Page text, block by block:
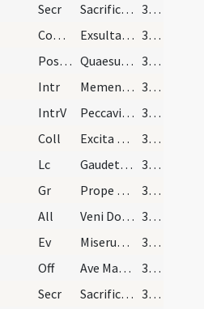
Secr Sacrificiis praesentibus quaesumus Domine placatus intende
36 (8v)
Comm Exsultavit ut gigas ad currendam viam
36 (8v)
Postcomm Quaesumus Domine Deus noster ut sacrosancta mysteria
36 (8v)
Intr Memento nostri Domine
36 (8v)
IntrV Peccavimus cum patribus nostris
37 (9r)
Coll Excita Domine potentiam tuam et veni et magna nobis virtute succurre
37 (9r)
Lc Gaudete in Domino semper
37 (9r)
Gr Prope est Dominus omnibus invocantibus eum
37 (9r)
All Veni Domine et noli tardare
37 (9r)
Ev Miserunt Iudaei ab Hierosolymis sacerdotes et levitas
37 (9r)
Off Ave Maria gratia plena
37 (9r)
Secr Sacrificiis praesentibus quaesumus Domine placatus intende
37 (9r)